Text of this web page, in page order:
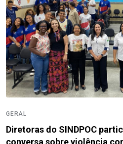
GERAL
Diretoras do SINDPOC
conversa sobre violência